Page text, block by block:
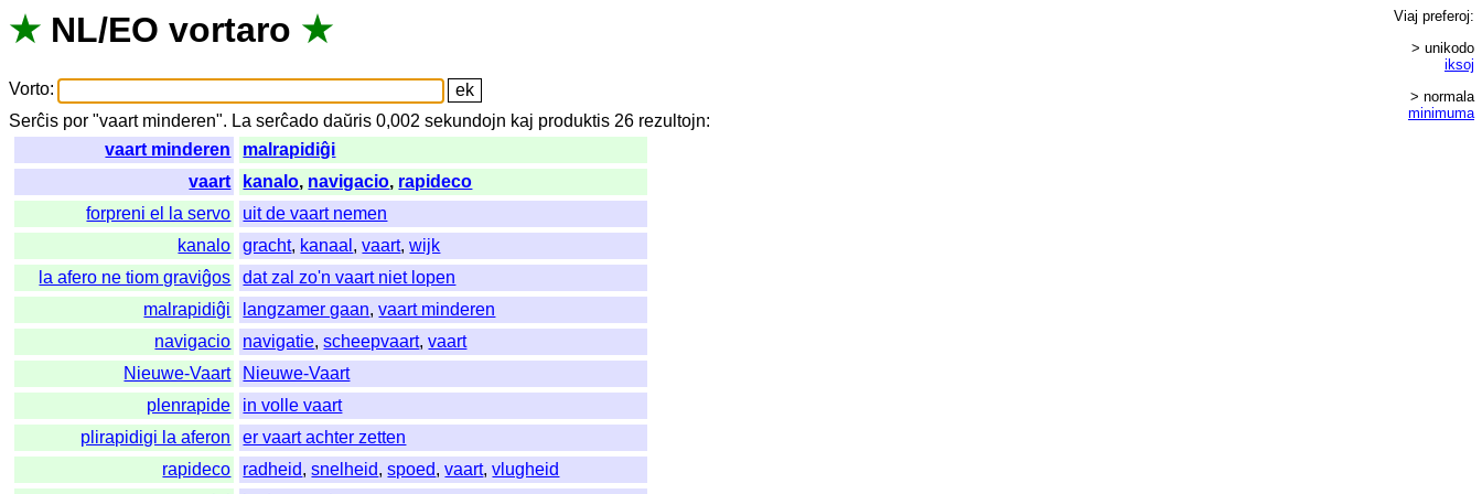
★ NL/EO vortaro ★
Vorto:
Serĉis por "vaart minderen". La serĉado daŭris 0,002sekundojn kaj produktis 26 rezultojn:
vaart minderen
malrapidiĝi
vaart
kanalo, navigacio, rapideco
forpreni el la servo
uit de vaart nemen
kanalo
gracht, kanaal ,vaart,wijk
la afero ne tiom graviĝos
dat zal zo'n vaart niet lopen
malrapidiĝi
langzamer gaan,vaart minderen
navigacio
navigatie,scheepvaart,vaart
Nieuwe-Vaart
Nieuwe-Vaart
plenrapide
in volle vaart
plirapidigi la aferon
er vaart achter zetten
rapideco
radheid,snelheid,spoed,vaart,vlugheid
Viaj preferoj:
> unikodo
iksoj
> normala
minimuma